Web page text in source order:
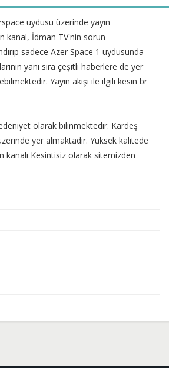
uydusu üzerinde yayın
kanal, İdman TV'nin sorun
sadece Azer Space 1 uydusunda
yanı sıra çeşitli haberlere de yer
Yayın akışı ile ilgili kesin br
olarak bilinmektedir. Kardeş
yer almaktadır. Yüksek kalitede
kanalı Kesintisiz olarak sitemizden